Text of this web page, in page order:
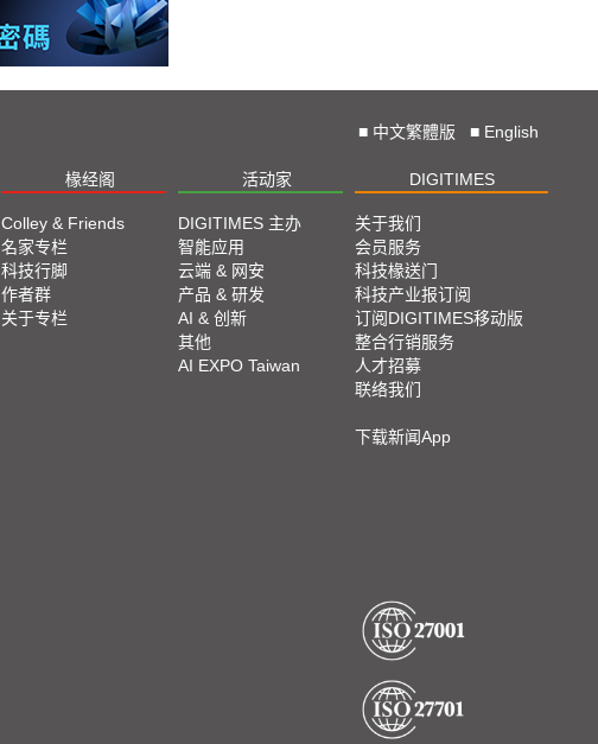
■ 中文繁體版 ■ English
椽经阁 活动家 DIGITIMES
Colley & Friends
名家专栏
科技行脚
作者群
关于专栏
DIGITIMES 主办
智能应用
云端 & 网安
产品 & 研发
AI & 创新
其他
AI EXPO Taiwan
关于我们
会员服务
科技椽送门
科技产业报订阅
订阅DIGITIMES移动版
整合行销服务
人才招募
联络我们
下载新闻App